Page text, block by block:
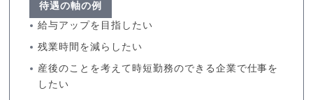
待遇の軸の例
給与アップを目指したい
残業時間を減らしたい
産後のことを考えて時短勤務のできる企業で仕事を
したい